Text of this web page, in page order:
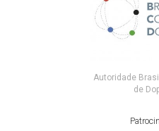
Autoridade
de